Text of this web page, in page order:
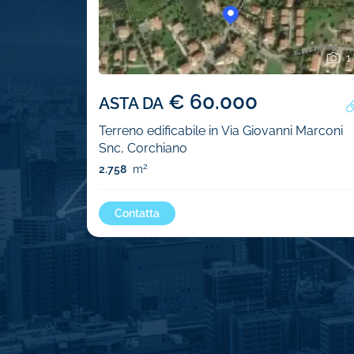
1
ASTA DA € 60.000
Terreno edificabile in Via Giovanni Marconi
Snc, Corchiano
2.758 m2
Contatta